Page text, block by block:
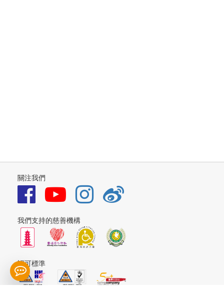
關注我們
我們支持的慈善機構
認可標準